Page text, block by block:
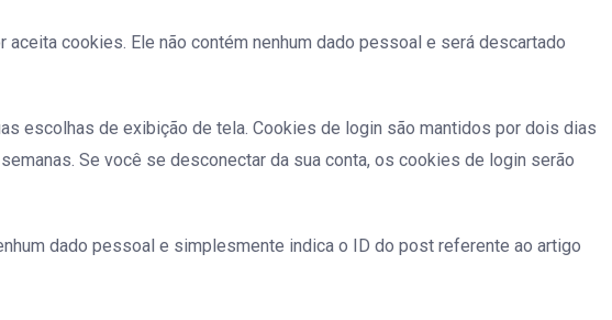
cookies. Ele não contém nenhum dado pessoal e será descartado
escolhas de exibição de tela. Cookies de login são mantidos por dois dias
Se você se desconectar da sua conta, os cookies de login serão
dado pessoal e simplesmente indica o ID do post referente ao artigo